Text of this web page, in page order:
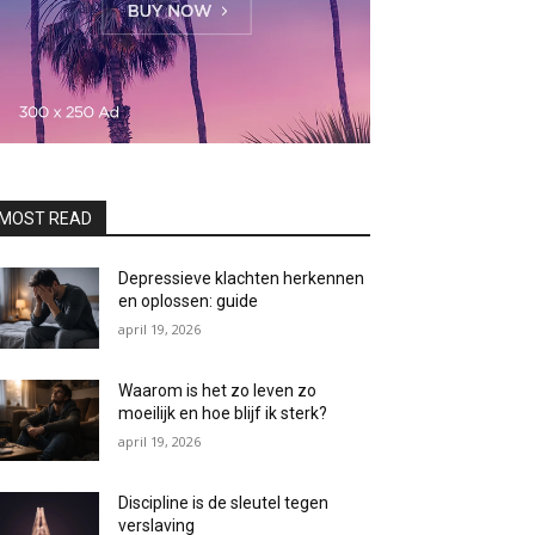
READ
Depressieve klachten herkennen
en oplossen: guide
april 19, 2026
Waarom is het zo leven zo
moeilijk en hoe blijf ik sterk?
april 19, 2026
Discipline is de sleutel tegen
verslaving